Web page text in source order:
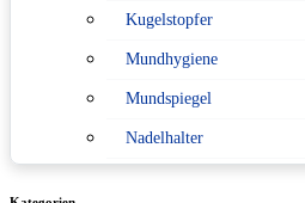
Verpackungsverordnung
Kugelstopfer
Mundhygiene
Mundspiegel
Nadelhalter